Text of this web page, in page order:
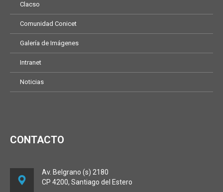
Clacso
Comunidad Conicet
Galería de Imágenes
Intranet
Noticias
CONTACTO
Av. Belgrano (s) 2180
CP 4200, Santiago del Estero